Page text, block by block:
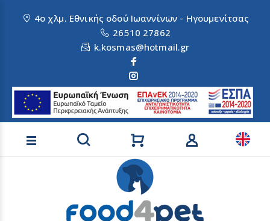
4ο χλμ. Εθνικής οδού Ιωαννίνων - Ηγουμενίτσας
26510 27862
k.kosmas@hotmail.gr
Αναζήτηση προϊόντων